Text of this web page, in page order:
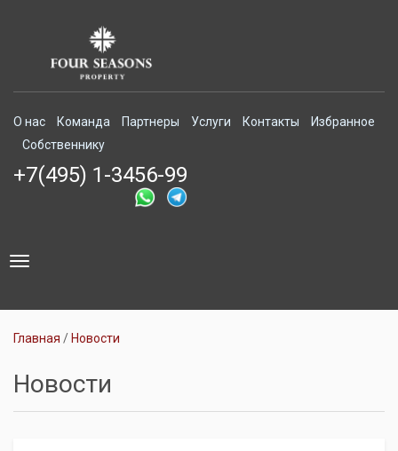
О нас Команда Партнеры Услуги Контакты
Избранное
Собственнику
+7(495) 1-3456-99
Toggle
Главная Новости
Новости